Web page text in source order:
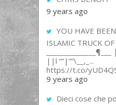
9 years ago
YOU HAVE
ISLAMIC TRUCK
||l “”|””\__,_...
https://t.co/
9 years ago
Dieci cose che